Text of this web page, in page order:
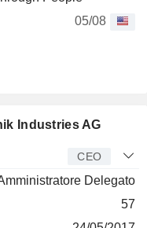
05/08
Industries AG
CEO
Delegato
57